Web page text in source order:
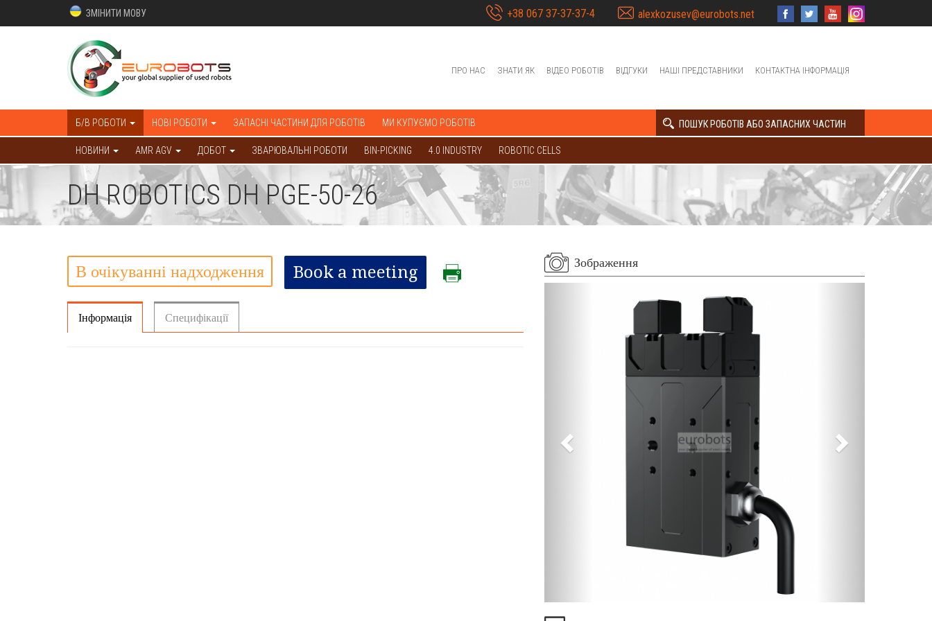
ЗМІНИТИ МОВУ +38 067 37-37-37-4 alexkozusev@eurobots.net
ПРО НАС ЗНАТИ ЯК ВІДЕО РОБОТІВ ВІДГУКИ НАШІ ПРЕДСТАВНИКИ КОНТАКТНА ІНФОРМАЦІЯ
Б/В РОБОТИ НОВІ РОБОТИ ЗАПАСНІ ЧАСТИНИ ДЛЯ РОБОТІВ МИ КУПУЄМО РОБОТІВ ПОШУК РОБОТІВ АБО ЗАПАСНИХ ЧАСТИН
НОВИНИ AMR AGV ДОБОТ ЗВАРЮВАЛЬНІ РОБОТИ BIN-PICKING 4.0 INDUSTRY ROBOTIC CELLS
DH ROBOTICS DH PGE-50-26
В очікуванні надходження Book a meeting
Інформація Специфікації
Зображення